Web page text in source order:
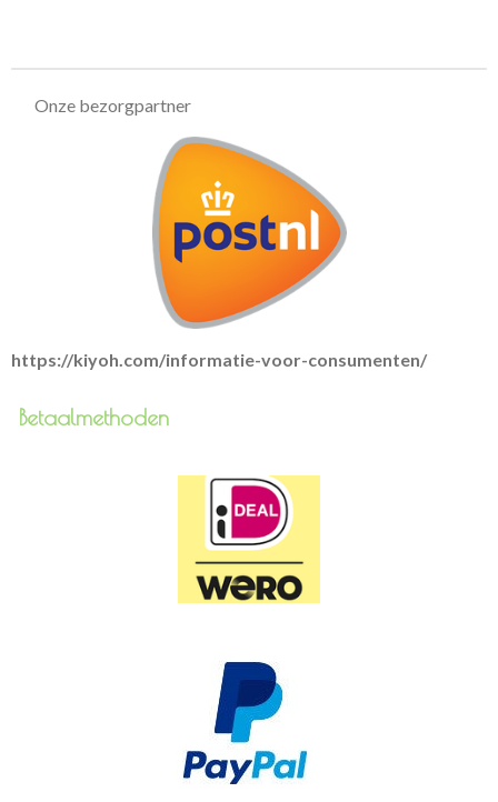
Onze bezorgpartner
https://kiyoh.com/informatie-voor-consumenten/
Betaalmethoden